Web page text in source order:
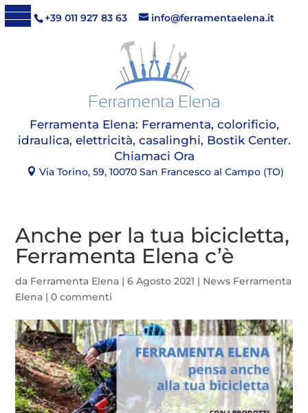
+39 011 927 83 63 info@ferramentaelena.it
Ferramenta Elena: Ferramenta, colorificio,
idraulica, elettricità, casalinghi, Bostik Center.
Chiamaci Ora
Via Torino, 59, 10070 San Francesco al Campo (TO)
Anche per la tua bicicletta,
Ferramenta Elena c’è
da Ferramenta Elena |6 Agosto 2021 | News Ferramenta
Elena |0 commenti